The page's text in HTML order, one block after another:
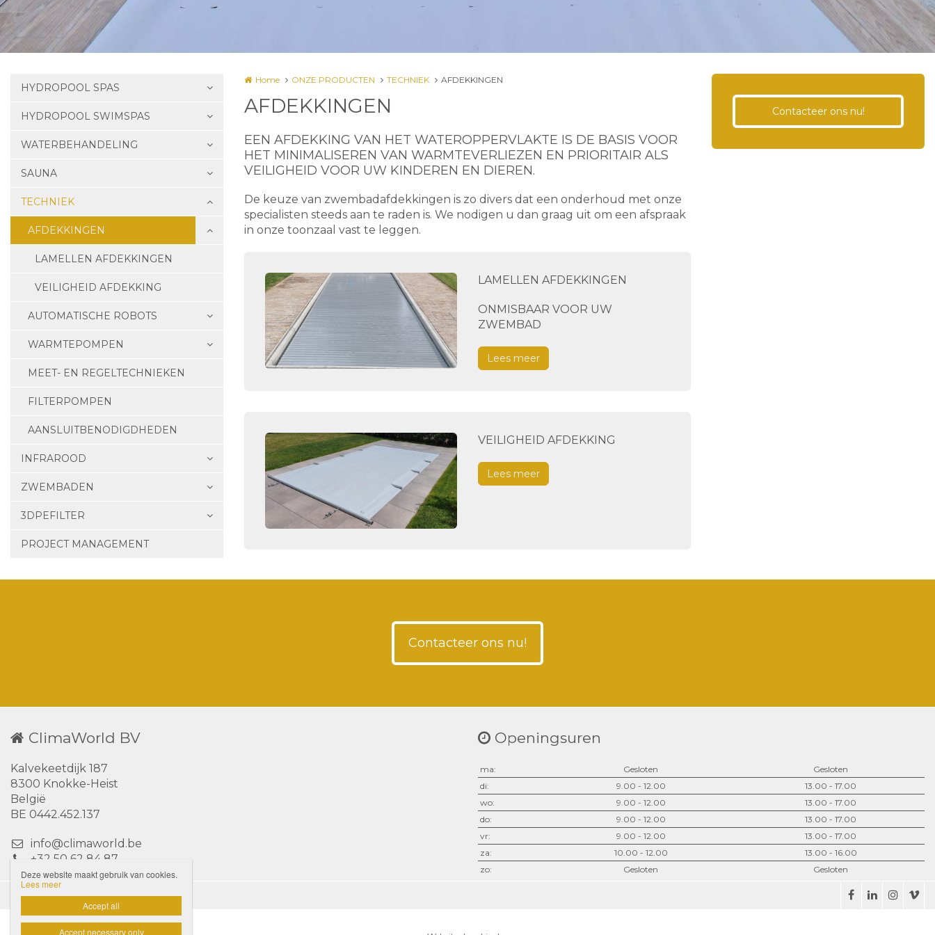
HYDROPOOL SPAS
HYDROPOOL SWIMSPAS
WATERBEHANDELING
SAUNA
TECHNIEK
AFDEKKINGEN
LAMELLEN AFDEKKINGEN
VEILIGHEID AFDEKKING
AUTOMATISCHE ROBOTS
WARMTEPOMPEN
MEET- EN REGELTECHNIEKEN
FILTERPOMPEN
AANSLUITBENODIGDHEDEN
INFRAROOD
ZWEMBADEN
3DPEFILTER
PROJECT MANAGEMENT
Home ONZE PRODUCTEN TECHNIEK AFDEKKINGEN
AFDEKKINGEN
EEN AFDEKKING VAN HET WATEROPPERVLAKTE IS DE BASIS VOOR
HET MINIMALISEREN VAN WARMTEVERLIEZEN EN PRIORITAIR ALS
VEILIGHEID VOOR UW KINDEREN EN DIEREN.
De keuze van zwembadafdekkingen is zo divers dat een onderhoud met onze
specialisten steeds aan te raden is. We nodigen u dan graag uit om een afspraak
in onze toonzaal vast te leggen.
LAMELLEN AFDEKKINGEN
ONMISBAAR VOOR UW
ZWEMBAD
Lees meer
VEILIGHEID AFDEKKING
Lees meer
Contacteer ons nu!
Contacteer ons nu!
ClimaWorld BV
Kalvekeetdijk 187
8300 Knokke-Heist
België
BE 0442.452.137
info@climaworld.be
+32 50 62 84 87
Openingsuren
ma: Gesloten
Gesloten
di:
9.00 - 12.00
13.00 - 17.00
wo:
9.00 - 12.00
13.00 - 17.00
do:
9.00 - 12.00
13.00 - 17.00
vr:
9.00 - 12.00
13.00 - 17.00
za:
10.00 - 12.00
13.00 - 16.00
zo:
Gesloten Gesloten
Disclaimer Privacybeleid
Deze website maakt gebruik van cookies.
Lees meer
Accept all
Accept necessary only